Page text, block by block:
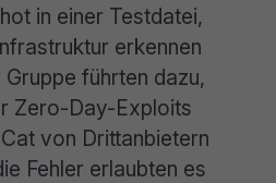
in einer Testdatei,
erkennen
führten dazu,
Zero-Day-Exploits
von Drittanbietern
Fehler erlaubten es